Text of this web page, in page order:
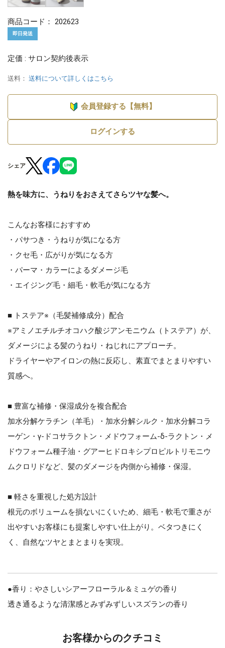
商品コード： 202623
即日発送
定価 : サロン契約後表示
送料： 送料について詳しくはこちら
会員登録する【無料】
ログインする
シェア
熱を味方に、うねりをおさえてさらツヤな髪へ。
こんなお客様におすすめ
・パサつき・うねりが気になる方
・クセ毛・広がりが気になる方
・パーマ・カラーによるダメージ毛
・エイジング毛・細毛・軟毛が気になる方
■ トステア※（毛髪補修成分）配合
※アミノエチルチオコハク酸ジアンモニウム（トステア）が、
ダメージによる髪のうねり・ねじれにアプローチ。
ドライヤーやアイロンの熱に反応し、素直でまとまりやすい
質感へ。
■ 豊富な補修・保湿成分を複合配合
加水分解ケラチン（羊毛）・加水分解シルク・加水分解コラ
ーゲン・γ-ドコサラクトン・メドウフォーム-δ-ラクトン・メ
ドウフォーム種子油・グアーヒドロキシプロピルトリモニウ
ムクロリドなど、髪のダメージを内側から補修・保湿。
■ 軽さを重視した処方設計
根元のボリュームを損ないにくいため、細毛・軟毛で重さが
出やすいお客様にも提案しやすい仕上がり。ベタつきにく
く、自然なツヤとまとまりを実現。
●香り：やさしいシアーフローラル＆ミュゲの香り
透き通るような清潔感とみずみずしいスズランの香り
お客様からのクチコミ